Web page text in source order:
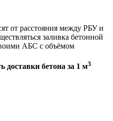
от расстояния между РБУ и
заливка бетонной
АБС с объёмом
доставки бетона за 1 м3